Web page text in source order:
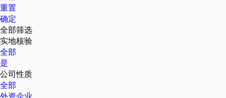
重置
确定
全部筛选
实地核验
全部
是
公司性质
全部
外资企业